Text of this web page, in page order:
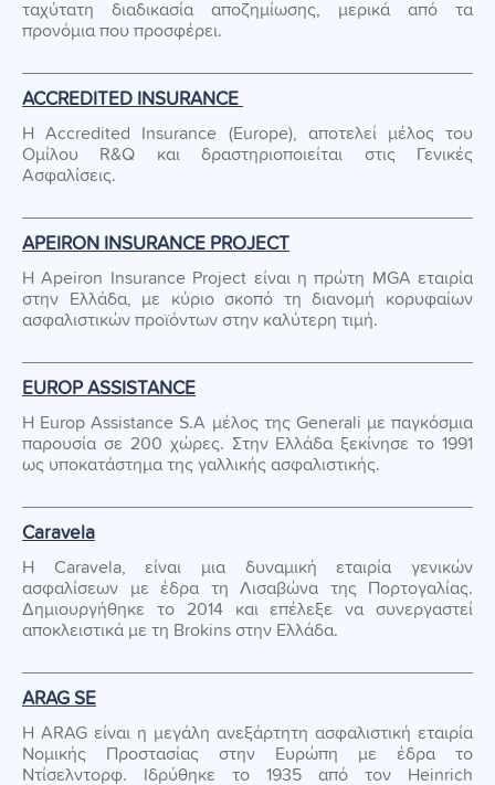
ταχύτατη διαδικασία αποζημίωσης, μερικά από τα
προνόμια που προσφέρει.
ACCREDITED INSURANCE ​
Η Accredited Insurance (Europe), αποτελεί μέλος του
Ομίλου R&Q και δραστηριοποιείται στις Γενικές
Ασφαλίσεις.
APEIRON INSURANCE PROJECT
Η Apeiron Insurance Project είναι η πρώτη MGA εταιρία
στην Ελλάδα, με κύριο σκοπό τη διανομή κορυφαίων
ασφαλιστικών προϊόντων στην καλύτερη τιμή.
EUROP ASSISTANCE
Η Europ Assistance S.A μέλος της Generali με παγκόσμια
παρουσία σε 200 χώρες. Στην Ελλάδα ξεκίνησε το 1991
ως υποκατάστημα της γαλλικής ασφαλιστικής.
Caravela
Η Caravela, είναι μια δυναμική εταιρία γενικών
ασφαλίσεων με έδρα τη Λισαβώνα της Πορτογαλίας.
Δημιουργήθηκε το 2014 και επέλεξε να συνεργαστεί
αποκλειστικά με τη Brokins στην Ελλάδα.
ARAG SE
Η ΑRAG είναι η μεγάλη ανεξάρτητη ασφαλιστική εταιρία
Νομικής Προστασίας στην Ευρώπη με έδρα το
Ντίσελντορφ. Ιδρύθηκε το 1935 από τον Heinrich